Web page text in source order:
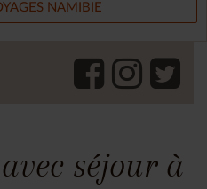
NAMIBIE
séjour à